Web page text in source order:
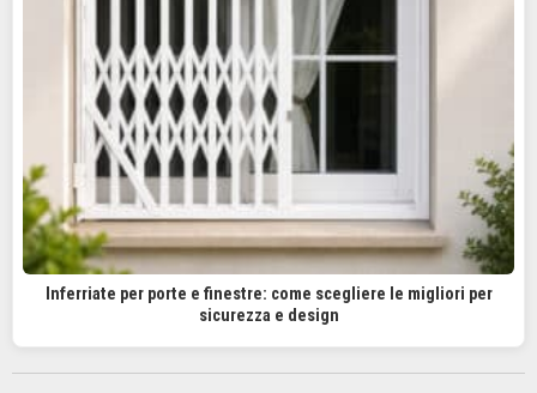
Inferriate per porte e finestre: come scegliere le migliori per
sicurezza e design